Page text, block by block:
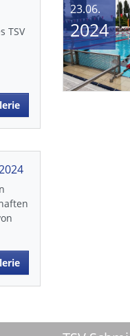
TSV
23.06.
2024